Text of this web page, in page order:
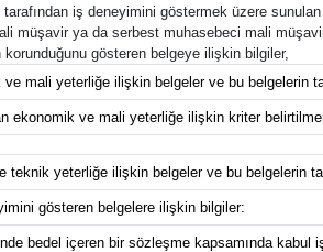
iş deneyimini göstermek üzere
müşavir ya da serbest muhasebeci mali
korunduğunu gösteren belgeye ilişkin bilgiler,
mali yeterliğe ilişkin belgeler ve bu belgelerin
ekonomik ve mali yeterliğe ilişkin kriter
teknik yeterliğe ilişkin belgeler ve bu belgelerin
gösteren belgelere ilişkin bilgiler:
bedel içeren bir sözleşme kapsamında